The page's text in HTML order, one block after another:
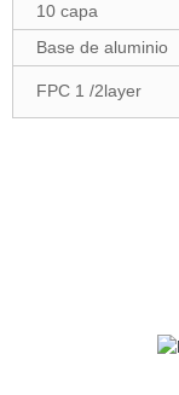
10 capa
Base de aluminio
FPC 1 /2layer